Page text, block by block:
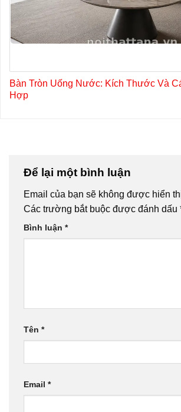
Bàn Tròn Uống Nước: Kích Thước Và
Hợp
Để lại một bình luận
Email của bạn sẽ không được hiển
Các trường bắt buộc được đánh dấu
Bình luận *
Tên *
Email *